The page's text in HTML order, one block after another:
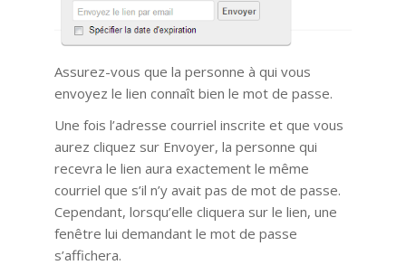
Assurez-vous que la personne à qui vous
envoyez le lien connaît bien le mot de passe.
Une fois l’adresse courriel inscrite et que vous
aurez cliquez sur Envoyer, la personne qui
recevra le lien aura exactement le même
courriel que s’il n’y avait pas de mot de passe.
Cependant, lorsqu’elle cliquera sur le lien, une
fenêtre lui demandant le mot de passe
s’affichera.